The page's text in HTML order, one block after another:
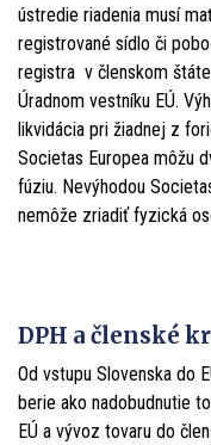
ústredie riadenia musí
registrované sídlo či
registra v členskom
Úradnom vestníku EÚ.
likvidácia pri žiadnej z
Societas Europea môžu
fúziu. Nevýhodou
nemôže zriadiť fyzická
DPH a členské
Od vstupu Slovenska do
berie ako nadobudnutie
EÚ a vývoz tovaru do